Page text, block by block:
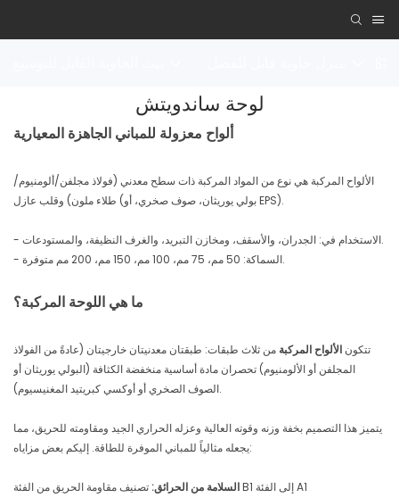
لوحة ساندويتش
ألواح معزولة للمباني الجاهزة المعيارية
الألواح المركبة هي نوع من المواد المركبة ذات سطح معدني (فولاذ مجلفن/ألومنيوم/
طلاء ملون) وقلب عازل (بولي يوريثان، صوف صخري، أو EPS).
- الاستخدام في: الجدران، والأسقف، ومخازن التبريد، والغرف النظيفة، والمستودعات.
- السماكة: 50 مم، 75 مم، 100 مم، 150 مم، 200 مم متوفرة.
ما هي اللوحة المركبة؟
تتكون الألواح المركبة من ثلاث طبقات: طبقتان معدنيتان خارجيتان (عادةً من الفولاذ
المجلفن أو الألومنيوم) تحصران مادة أساسية منخفضة الكثافة (البولي يوريثان أو
الصوف الصخري أو أوكسي كبريتيد المغنيسيوم).
يتميز هذا التصميم بخفة وزنه وقوته العالية وعزله الحراري الجيد ومقاومته للحريق، مما
يجعله مثالياً للمباني الموفرة للطاقة. إليكم بعض مزاياه:
السلامة من الحرائق:
تصنيف مقاومة الحريق من الفئة B1 إلى الفئة A1